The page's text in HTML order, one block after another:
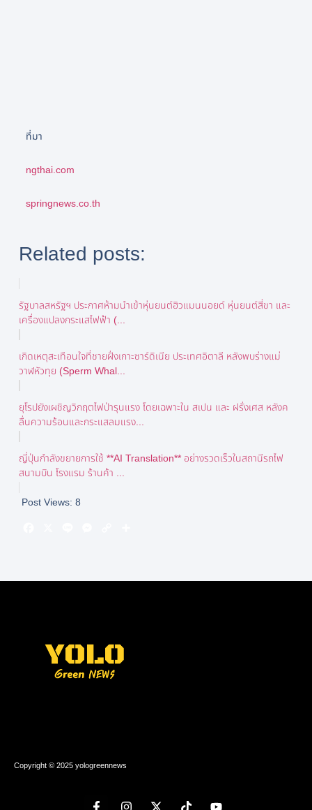
ที่มา
ngthai.com
springnews.co.th
Related posts:
รัฐบาลสหรัฐฯ ประกาศห้ามนำเข้าหุ่นยนต์ฮิวแมนนอยด์ หุ่นยนต์สี่ขา และ
เครื่องแปลงกระแสไฟฟ้า (...
เกิดเหตุสะเทือนใจที่ชายฝั่งเกาะซาร์ดิเนีย ประเทศอิตาลี หลังพบร่างแม่
วาฬหัวทุย (Sperm Whal...
ยุโรปยังเผชิญวิกฤตไฟป่ารุนแรง โดยเฉพาะใน สเปน และ ฝรั่งเศส หลังค
ลื่นความร้อนและกระแสลมแรง...
ญี่ปุ่นกำลังขยายการใช้ **AI Translation** อย่างรวดเร็วในสถานีรถไฟ
สนามบิน โรงแรม ร้านค้า ...
Post Views: 8
Copyright © 2025 yologreennews